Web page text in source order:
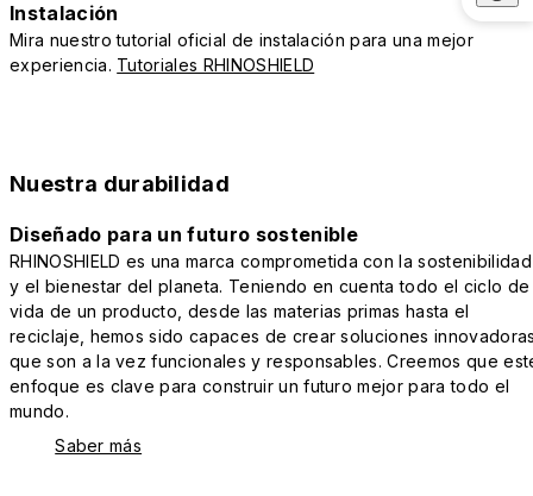
Instalación
Mira nuestro tutorial oficial de instalación para una mejor
experiencia. Tutoriales RHINOSHIELD
Nuestra durabilidad
Diseñado para un futuro sostenible
RHINOSHIELD es una marca comprometida con la sostenibilidad
y el bienestar del planeta. Teniendo en cuenta todo el ciclo de
vida de un producto, desde las materias primas hasta el
reciclaje, hemos sido capaces de crear soluciones
que son a la vez funcionales y responsables. Creemos que
enfoque es clave para construir un futuro mejor para todo el
mundo.
Saber más